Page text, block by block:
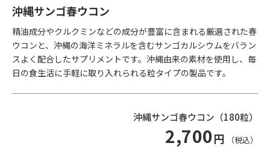
沖縄サンゴ春ウコン
精油成分やクルクミンなどの成分が豊富に含まれる厳選された春
ウコンと、沖縄の海洋ミネラルを含むサンゴカルシウムをバラン
スよく配合したサプリメントです。沖縄由来の素材を使用し、毎
日の食生活に手軽に取り入れられる粒タイプの製品です。
沖縄サンゴ春ウコン（180粒）
2,700円 （税込）